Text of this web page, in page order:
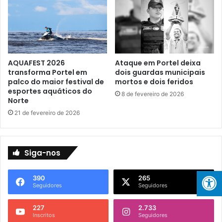
n
d
d
u
r
a
n
t
e
C
a
r
n
a
v
e
i
m
n
t
o
s
e
m
V
t
a
s
f
AQUAFEST 2026
transforma Portel em
palco do maior festival de
esportes aquáticos do
Norte
21 de fevereiro de 2026
Ataque em Portel deixa
dois guardas municipais
mortos e dois feridos
8 de fevereiro de 2026
Siga-nos
390
Seguidores
265
Seguidores
227
Inscritos
2.733
Seguidores